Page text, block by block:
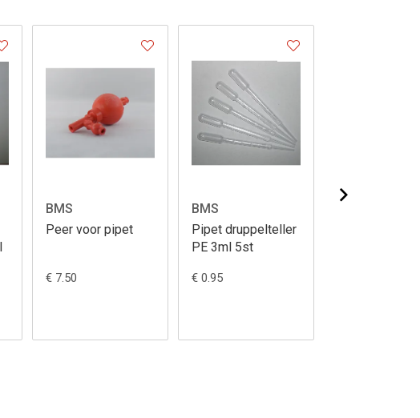
BMS
Peer voor pipet
€ 7.50
BMS
Pipet druppelteller
PE 3ml 5st
€ 0.95